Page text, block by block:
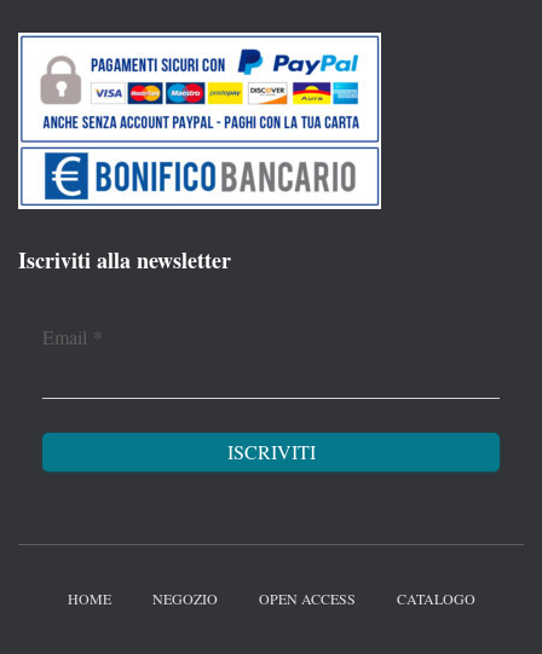
Iscriviti alla newsletter
Email *
HOME NEGOZIO OPEN ACCESS CATALOGO